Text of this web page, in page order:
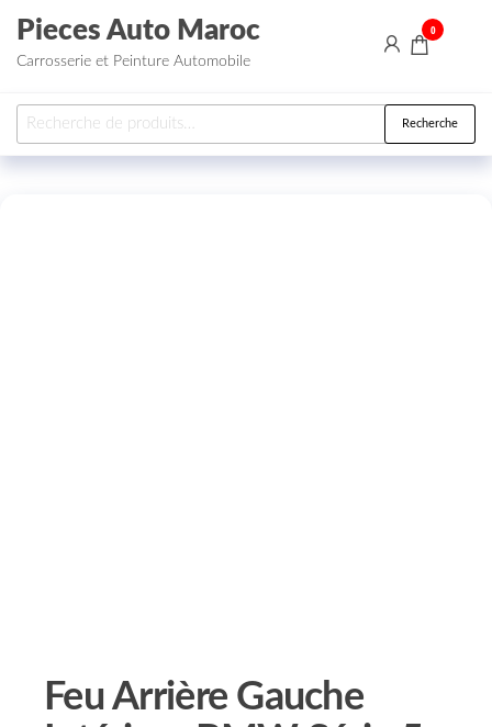
Aller au contenu
Pieces Auto Maroc
Carrosserie et Peinture Automobile
0
Recherche pour : Recherche
Feu Arrière Gauche